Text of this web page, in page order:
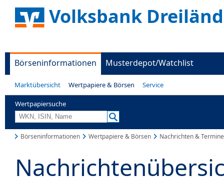
Volksbank
Börseninformationen Musterdepot/Watchlist
Marktübersicht Wertpapiere & Börsen Service
Wertpapiersuche
Börseninformationen Wertpapiere & Börsen Nachrichten & Termine